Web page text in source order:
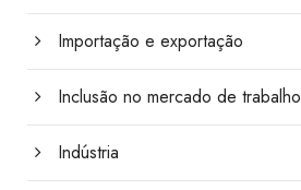
Importação e exportação
Inclusão no mercado de trabalho
Indústria